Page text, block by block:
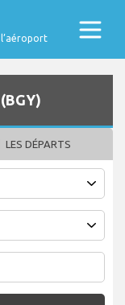
LES DÉPARTS